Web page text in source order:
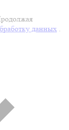
данных .